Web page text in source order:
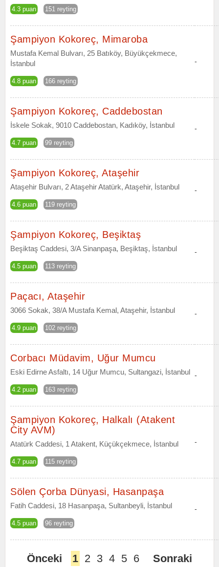
4.3 puan 151 reyting
Şampiyon Kokoreç, Mimaroba
Mustafa Kemal Bulvarı, 25 Batıköy, Büyükçekmece,
İstanbul
4.8 puan 166 reyting
-
Şampiyon Kokoreç, Caddebostan
İskele Sokak, 9010 Caddebostan, Kadıköy, İstanbul
4.7 puan 99 reyting
-
Şampiyon Kokoreç, Ataşehir
Ataşehir Bulvarı, 2 Ataşehir Atatürk, Ataşehir, İstanbul
4.6 puan 119 reyting
-
Şampiyon Kokoreç, Beşiktaş
Beşiktaş Caddesi, 3/A Sinanpaşa, Beşiktaş, İstanbul
4.5 puan 113 reyting
-
Paçacı, Ataşehir
3066 Sokak, 38/A Mustafa Kemal, Ataşehir, İstanbul
4.9 puan 102 reyting
-
Corbacı Müdavim, Uğur Mumcu
Eski Edirne Asfaltı, 14 Uğur Mumcu, Sultangazi, İstanbul
4.2 puan 163 reyting
-
Şampiyon Kokoreç, Halkalı (Atakent
City AVM)
Atatürk Caddesi, 1 Atakent, Küçükçekmece, İstanbul
4.7 puan 115 reyting
-
Sölen Çorba Dünyasi, Hasanpaşa
Fatih Caddesi, 18 Hasanpaşa, Sultanbeyli, İstanbul
4.5 puan 96 reyting
-
Önceki 1 2 3 4 5 6 Sonraki